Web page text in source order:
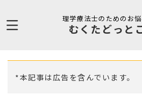
理学療法士のためのお
むくたどっと
*本記事は広告を含んでいます。